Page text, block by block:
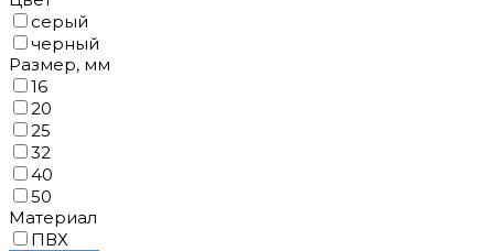
серый
черный
Размер, мм
16
20
25
32
40
50
Материал
ПВХ